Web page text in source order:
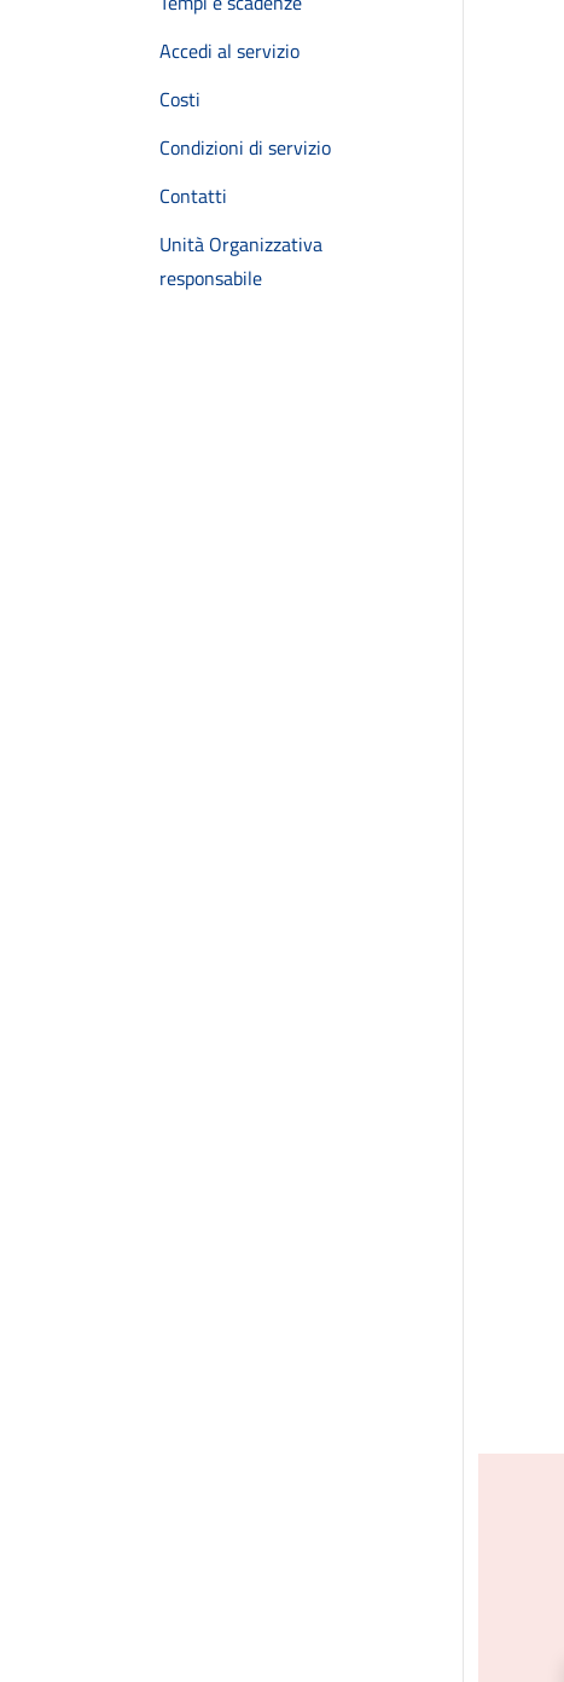
Accedi al servizio
Costi
Condizioni di servizio
Contatti
Unità Organizzativa
responsabile